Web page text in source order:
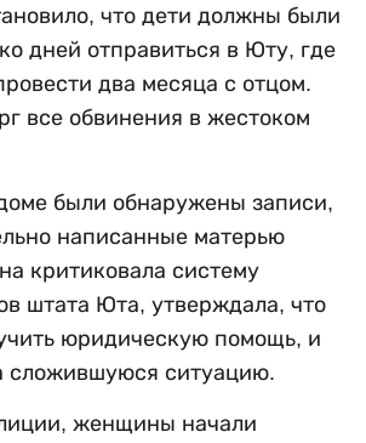
что дети должны были
дней отправиться в Юту, где
два месяца с отцом.
все обвинения в жестоком
были обнаружены записи,
написанные матерью
критиковала систему
штата Юта, утверждала, что
юридическую помощь, и
сложившуюся ситуацию.
женщины начали